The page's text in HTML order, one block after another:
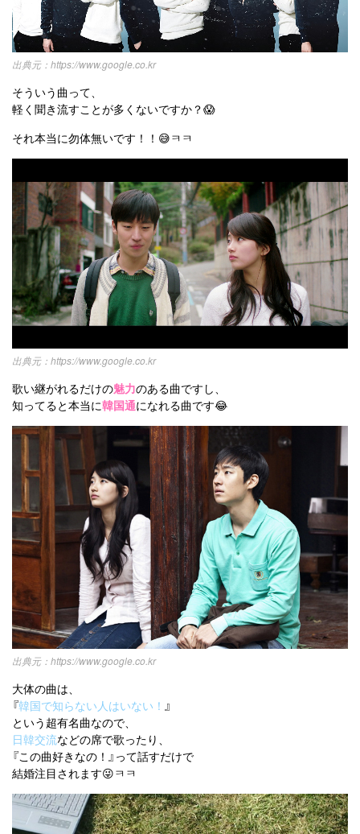
https://www.google.co.kr
そういう曲って、
軽く聞き流すことが多くないですか？😱
それ本当に勿体無いです！！😅ㅋㅋ
https://www.google.co.kr
歌い継がれるだけの魅力のある曲ですし、
知ってると本当に韓国通になれる曲です😂
https://www.google.co.kr
大体の曲は、
『韓国で知らない人はいない！ 』
という超有名曲なので、
日韓交流などの席で歌ったり、
『この曲好きなの！』って話すだけで
結婚注目されます😜ㅋㅋ